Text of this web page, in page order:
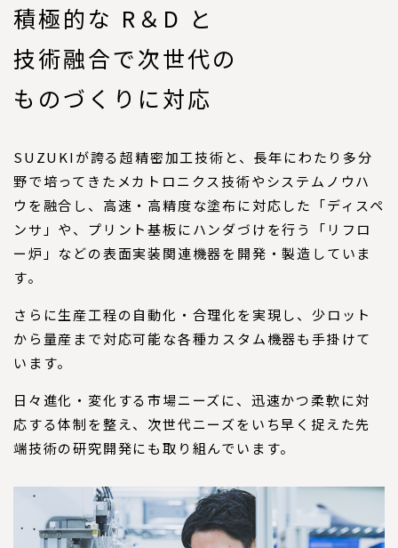
積極的な R＆D と
技術融合で次世代の
ものづくりに対応
SUZUKIが誇る超精密加工技術と、長年にわたり多分
野で培ってきたメカトロニクス技術やシステムノウハ
ウを融合し、高速・高精度な塗布に対応した「ディスペ
ンサ」や、プリント基板にハンダづけを行う「リフロ
ー炉」などの表面実装関連機器を開発・製造していま
す。
さらに生産工程の自動化・合理化を実現し、少ロット
から量産まで対応可能な各種カスタム機器も手掛けて
います。
日々進化・変化する市場ニーズに、迅速かつ柔軟に対
応する体制を整え、次世代ニーズをいち早く捉えた先
端技術の研究開発にも取り組んでいます。